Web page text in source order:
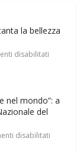
la bellezza
disabilitati
nel mondo”: a
del
disabilitati